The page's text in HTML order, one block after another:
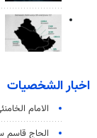
اخبار الشخصيات
الامام
الحاج قاسم